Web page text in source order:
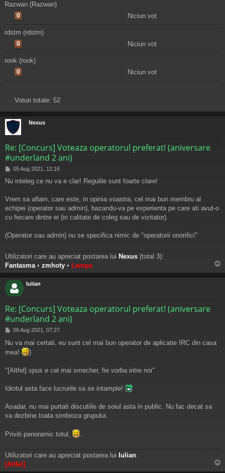
Razwan (Razwan)
0 Niciun vot
rdstm (rdstm)
0 Niciun vot
rook (rook)
0 Niciun vot
Voturi totale: 52
Nexus
Re: [Concurs] Voteaza operatorul preferat! (aniversare
#underland 2 ani)
M
s
j
05 Aug 2021, 12:16
Nu inteleg ce nu va e clar! Regulile sunt foarte clare!
Vrem sa aflam, care este, in opinia voastra, cel mai bun membru al
echipei (operator sau admin), bazandu-va pe experienta pe care ati avut-o
cu fiecare dintre ei (in calitate de coleg sau de vizitator).
(Operator sau admin) nu se specifica nimic de "operatorii onorifici"
Utilizatori care au apreciat postarea lui Nexus (total 3):
Fantasma• zmhoty • Lampa
u
Iulian
Re: [Concurs] Voteaza operatorul preferat! (aniversare
#underland 2 ani)
M
s
a
06 Aug 2021, 07:27
Nu va mai certati, eu sunt cel mai bun operator de aplicatie IRC din casa
mea!
)
"[Altfel] spus e cel mai smecher, fie vorba intre noi"
Idiotul asta face lucrurile sa se intample!
Asadar, nu mai purtati discutiile de soiul asta in public. Nu fac decat sa
va dezbine toata simbioza grupului.
Priviti panoramic totul,
Utilizatori care au apreciat postarea lui Iulian:
[Altfel]
u